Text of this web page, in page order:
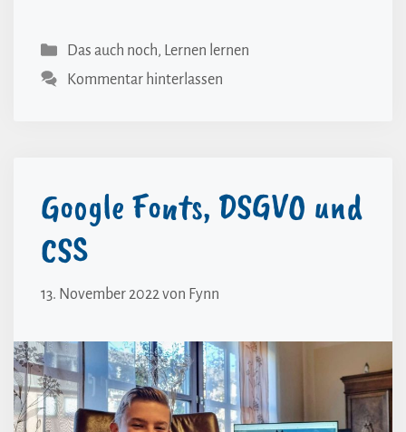
Kategorien
Das auch noch, Lernen lernen
Kommentar hinterlassen
Google Fonts, DSGVO und
CSS
13. November 2022von Fynn